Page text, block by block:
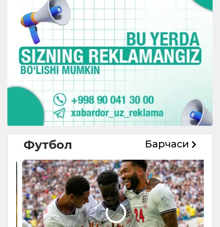
Футбол Барчаси